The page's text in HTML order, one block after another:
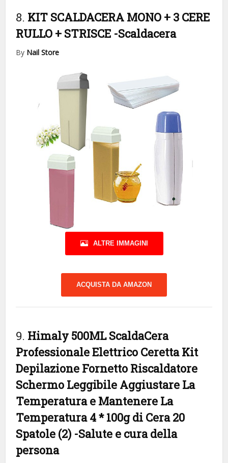
8. KIT SCALDACERA MONO + 3 CERE
RULLO + STRISCE -Scaldacera
By Nail Store
ALTRE IMMAGINI
ACQUISTA DA AMAZON
9. Himaly 500ML ScaldaCera
Professionale Elettrico Ceretta Kit
Depilazione Fornetto Riscaldatore
Schermo Leggibile Aggiustare La
Temperatura e Mantenere La
Temperatura 4 * 100g di Cera 20
Spatole (2) -Salute e cura della
persona